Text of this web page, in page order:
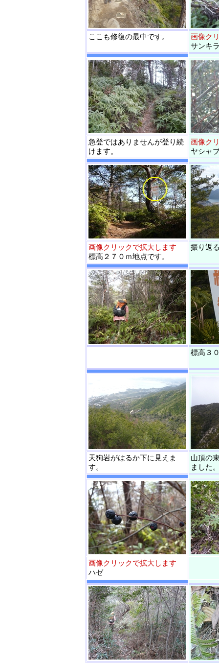
ここも修復の最中です。
画像ク
サンキ
急登ではありませんが登り続
けます。
画像ク
ヤシャ
画像クリックで拡大します
標高２７０ｍ地点です。
振り返
標高３
天狗岩がはるか下に見えま
す。
山頂の
ました
画像クリックで拡大します
ハゼ